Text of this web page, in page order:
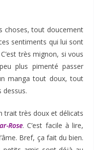
choses, tout doucement
sentiments qui lui sont
très mignon, si vous
plus pimenté passer
manga tout doux, tout
dessus.
trait très doux et délicats
Rose. C’est facile à lire,
Bref, ça fait du bien.